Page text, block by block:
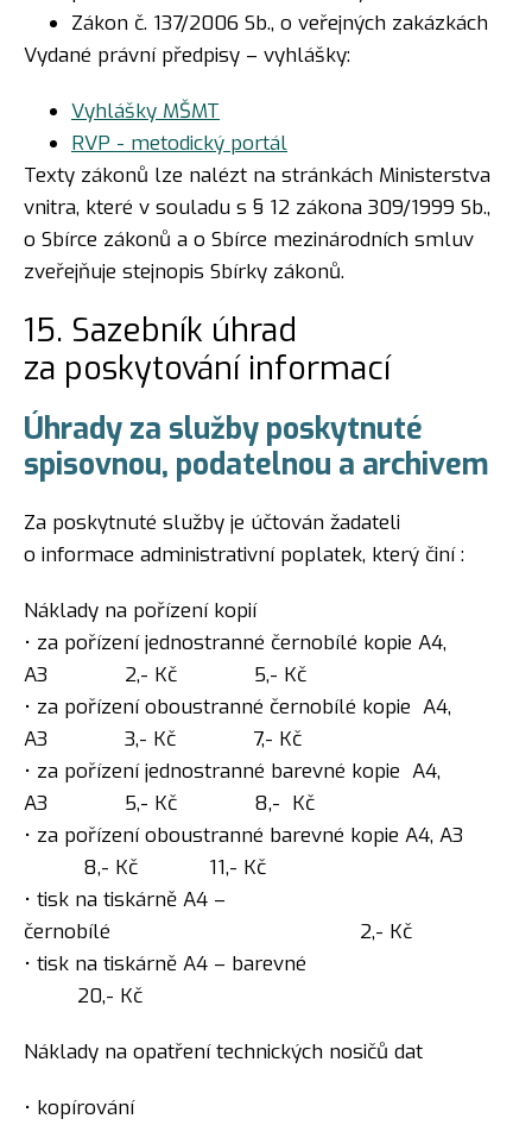
Zákon č. 137/2006 Sb., o veřejných zakázkách
Vydané právní předpisy – vyhlášky:
Vyhlášky MŠMT
RVP - metodický portál
Texty zákonů lze nalézt na stránkách Ministerstva
vnitra, které v souladu s § 12 zákona 309/1999 Sb.,
o Sbírce zákonů a o Sbírce mezinárodních smluv
zveřejňuje stejnopis Sbírky zákonů.
15. Sazebník úhrad
za poskytování informací
Úhrady za služby poskytnuté
spisovnou, podatelnou a archivem
Za poskytnuté služby je účtován žadateli
o informace administrativní poplatek, který činí :
Náklady na pořízení kopií
• za pořízení jednostranné černobílé kopie A4,
A3 2,- Kč 5,- Kč
• za pořízení oboustranné černobílé kopie A4,
A3 3,- Kč 7,- Kč
• za pořízení jednostranné barevné kopie A4,
A3 5,- Kč 8,- Kč
• za pořízení oboustranné barevné kopie A4, A3
8,- Kč 11,- Kč
• tisk na tiskárně A4 –
černobílé 2,- Kč
• tisk na tiskárně A4 – barevné
20,- Kč
Náklady na opatření technických nosičů dat
• kopírování